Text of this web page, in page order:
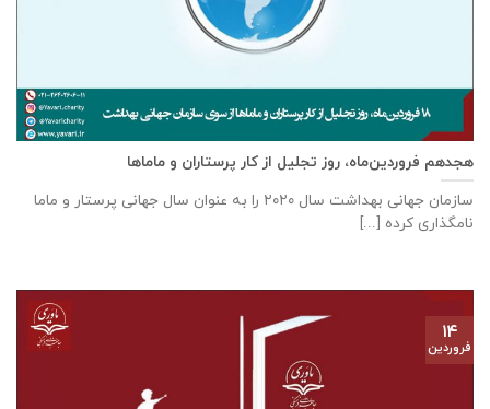
هجدهم فروردین‌ماه، روز تجلیل از کار پرستاران و ماماها
سازمان جهانی بهداشت سال ۲۰۲۰ را به عنوان سال جهانی پرستار و ماما
نامگذاری کرده [...]
۱۴
فروردین